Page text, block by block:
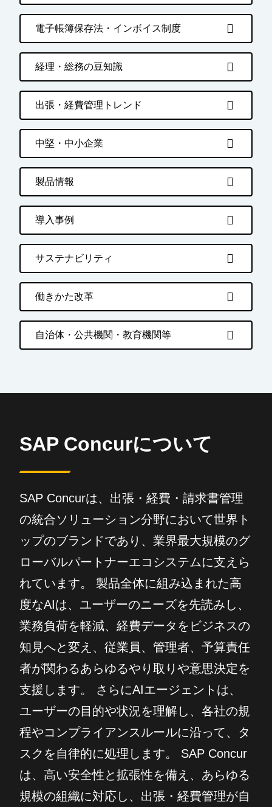
電子帳簿保存法・インボイス制度
経理・総務の豆知識
出張・経費管理トレンド
中堅・中小企業
製品情報
導入事例
サステナビリティ
働きかた改革
自治体・公共機関・教育機関等
SAP Concurについて
SAP Concurは、出張・経費・請求書管理
の統合ソリューション分野において世界ト
ップのブランドであり、業界最大規模のグ
ローバルパートナーエコシステムに支えら
れています。 製品全体に組み込まれた高
度なAIは、ユーザーのニーズを先読みし、
業務負荷を軽減、経費データをビジネスの
知見へと変え、従業員、管理者、予算責任
者が関わるあらゆるやり取りや意思決定を
支援します。 さらにAIエージェントは、
ユーザーの目的や状況を理解し、各社の規
程やコンプライアンスルールに沿って、タ
スクを自律的に処理します。 SAP Concur
は、高い安全性と拡張性を備え、あらゆる
規模の組織に対応し、出張・経費管理が自